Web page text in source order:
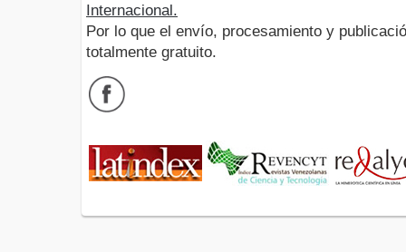
Internacional.
Por lo que el envío, procesamiento y
totalmente gratuito.